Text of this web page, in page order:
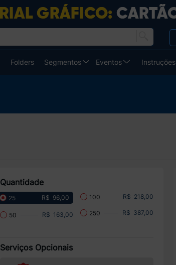
Folders Segmentos Eventos Instruções
Quantidade
25 R$ 96,00
50 R$ 163,00
100 R$ 218,00
250 R$ 387,00
Serviços Opcionais